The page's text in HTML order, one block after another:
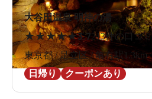
大谷田温泉 明神の湯
★★★★★3.7213件の口コミ
東京都 / 足立区 / 亀有駅1.3km
日帰り
クーポンあり